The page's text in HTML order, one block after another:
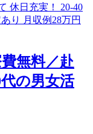
無料／赴
の男女活